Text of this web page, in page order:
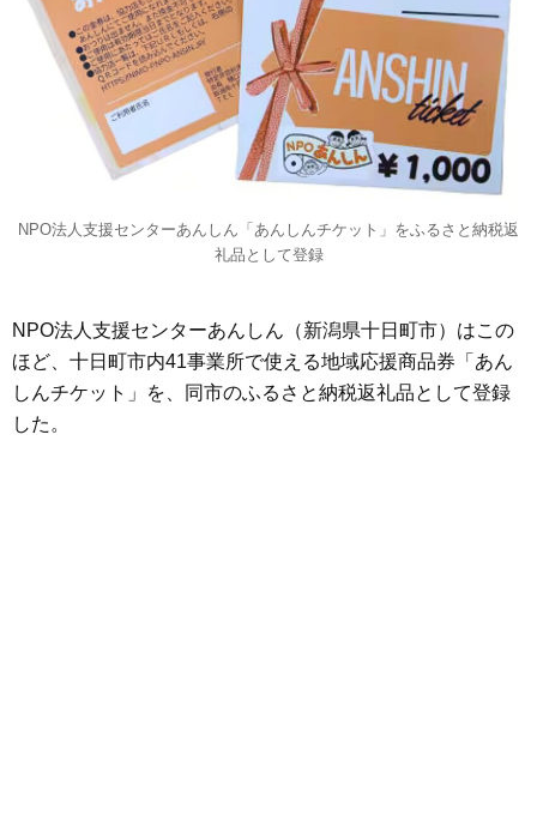
NPO法人支援センターあんしん「あんしんチケット」をふるさと納税返
礼品として登録
NPO法人支援センターあんしん（新潟県十日町市）はこの
ほど、十日町市内41事業所で使える地域応援商品券「あん
しんチケット」を、同市のふるさと納税返礼品として登録
した。